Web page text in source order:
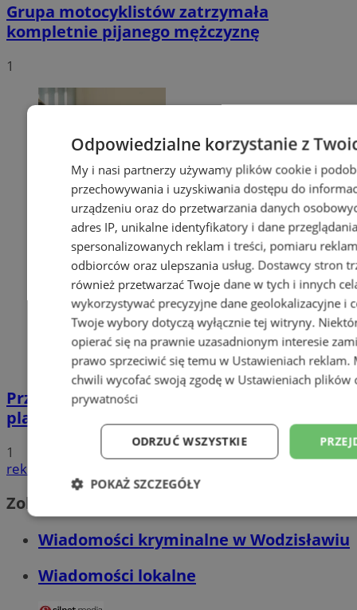
Grupa motocyklistów zatrzymała
kompletnie pijanego mężczyznę
1
Przyszłość Wodzisławia Śląskiego:
planowane inwestycje na 2025 rok
1
reklama
Zobacz również
Wiadomości kryminalne w Wodzisławiu
Wiadomości lokalne
Odpowiedzialne korzystanie z
My i nasi partnerzy używamy plików cookie i
przechowywania i uzyskiwania dostępu do
urządzeniu oraz do przetwarzania danych
adres IP, unikalne identyfikatory i dane
spersonalizowanych reklam i treści, pomiaru
odbiorców oraz ulepszania usług. Dostawcy stron
również przetwarzać Twoje dane w tych i innych
wykorzystywać precyzyjne dane geolokalizacyjne i
Twoje wybory dotyczą wyłącznie tej witryny.
opierać się na prawnie uzasadnionym interesie
prawo sprzeciwić się temu w Ustawieniach reklam.
chwili wycofać swoją zgodę w Ustawieniach plików
prywatności
ODRZUĆ WSZYSTKIE
POKAŻ SZCZEGÓŁY
Niezbędne Wydajność